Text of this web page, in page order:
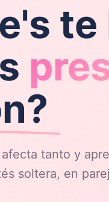
te
tanto y
soltera, en